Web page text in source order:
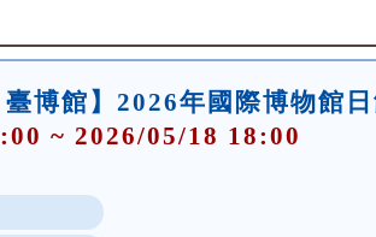
博館】2026年國際博物館
~ 2026/05/18 18:00